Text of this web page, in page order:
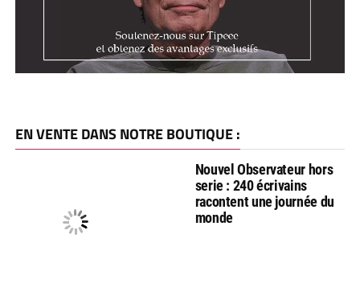
EN VENTE DANS NOTRE BOUTIQUE :
Nouvel Observateur hors
serie : 240 écrivains
racontent une journée du
monde